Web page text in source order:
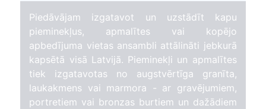
Piedāvājam izgatavot un uzstādīt kapu
pieminekļus, apmalītes vai kopējo
apbedījuma vietas ansambli attālināti jebkurā
kapsētā visā Latvijā. Pieminekļi un apmalītes
tiek izgatavotas no augstvērtīga granīta,
laukakmens vai marmora - ar gravējumiem,
portretiem vai bronzas burtiem un dažādiem